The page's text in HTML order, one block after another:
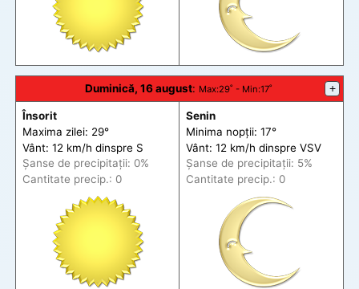
Duminică, 16 august: Max:29˚ - Min:17˚ +
Însorit
Maxima zilei: 29°
Vânt: 12 km/h dinspre S
Șanse de precipitații: 0%
Cantitate precip.: 0
Senin
Minima nopții: 17°
Vânt: 12 km/h dinspre VSV
Șanse de precipitații: 5%
Cantitate precip.: 0